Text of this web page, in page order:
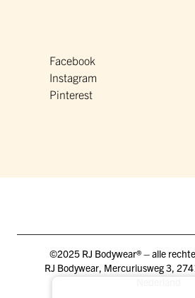
Facebook
Instagram
Pinterest
©2025 RJ Bodywear® – alle
RJ Bodywear, Mercuriusweg 3,